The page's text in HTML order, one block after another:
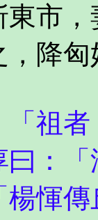
市
降
祖
「
惲